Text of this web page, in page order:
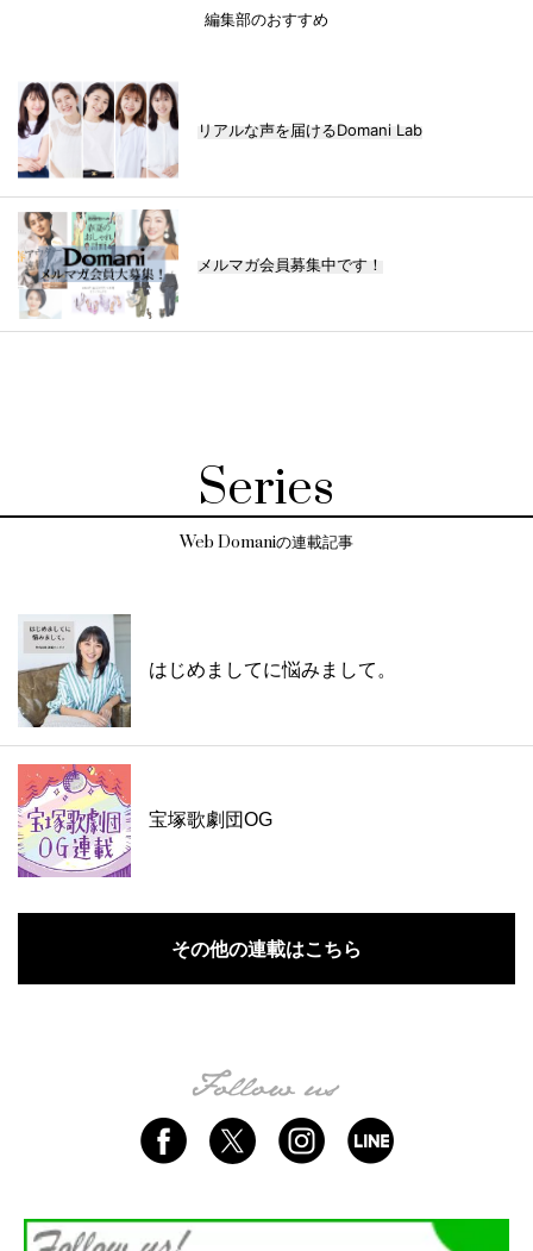
編集部のおすすめ
リアルな声を届けるDomani Lab
メルマガ会員募集中です！
Series
Web Domaniの連載記事
はじめましてに悩みまして。
宝塚歌劇団OG
その他の連載はこちら